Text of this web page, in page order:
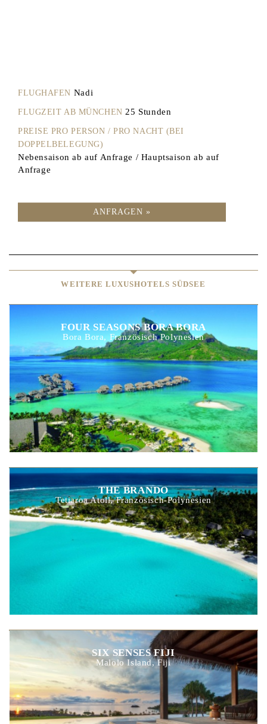
FLUGHAFEN Nadi
FLUGZEIT AB MÜNCHEN 25 Stunden
PREISE PRO PERSON / PRO NACHT (BEI
DOPPELBELEGUNG)
Nebensaison ab auf Anfrage / Hauptsaison ab auf
Anfrage
ANFRAGEN »
WEITERE LUXUSHOTELS SÜDSEE
FOUR SEASONS BORA BORA
Bora Bora, Französisch Polynesien
THE BRANDO
Tetiaroa Atoll, Französisch-Polynesien
SIX SENSES FIJI
Malolo Island, Fiji